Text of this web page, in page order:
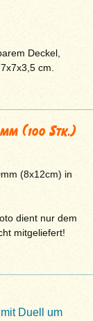
Deckel,
cm.
(100 Stk.)
(8x12cm) in
dient nur dem
mitgeliefert!
Duell um